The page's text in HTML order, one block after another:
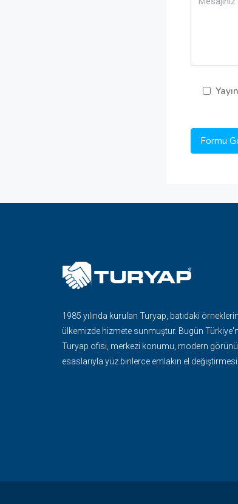
1985 yılında kurulan Turyap, batıdaki
ülkemizde hizmete sunmuştur. Bugün
Turyap ofisi, merkezi konumu, modern
esaslarıyla yüz binlerce emlakın el